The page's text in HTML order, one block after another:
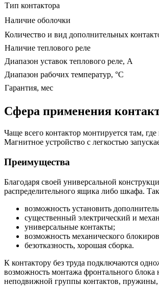
Тип контактора
Наличие оболочки
Количество и вид дополнительных
Наличие теплового реле
Диапазон уставок теплового реле, А
Диапазон рабочих температур, °С
Гарантия, мес
Сфера применения
Чаще всего контактор монтируется там,
Магнитное устройство с легкостью
Преимущества
Благодаря своей универсальной
распределительного ящика либо шкафа.
возможность установить
существенный электрический и
универсальные контакты;
возможность механического
безотказность, хорошая сборка.
К контактору без труда подключаются
возможность монтажа фронтального
неподвижной группы контактов, пружины,